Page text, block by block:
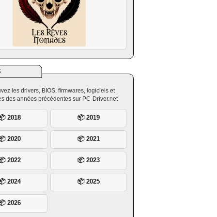
les drivers, BIOS, firmwares, logiciels et
des années précédentes sur PC-Driver.net
2018 📦 2019
2020 📦 2021
2022 📦 2023
2024 📦 2025
2026